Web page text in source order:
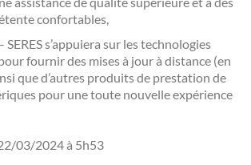
confortables,
SERES s’appuiera sur les technologies
fournir des mises à jour à distance (en
que d’autres produits de prestation de
pour une toute nouvelle expérience
03/2024 à 5h53